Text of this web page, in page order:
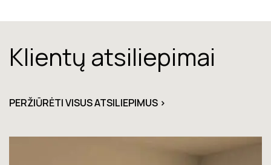
Klientų atsiliepimai
PERŽIŪRĖTI VISUS ATSILIEPIMUS >